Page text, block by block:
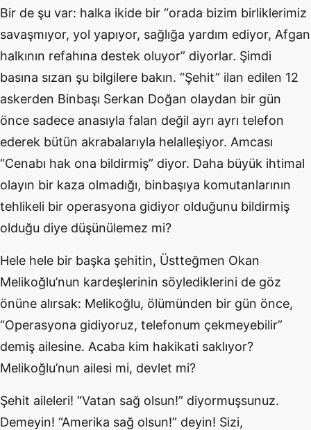
Bir de şu var: halka ikide bir “orada bizim birliklerimiz
savaşmıyor, yol yapıyor, sağlığa yardım ediyor, Afgan
halkının refahına destek oluyor” diyorlar. Şimdi
basına sızan şu bilgilere bakın. “Şehit” ilan edilen 12
askerden Binbaşı Serkan Doğan olaydan bir gün
önce sadece anasıyla falan değil ayrı ayrı telefon
ederek bütün akrabalarıyla helalleşiyor. Amcası
“Cenabı hak ona bildirmiş” diyor. Daha büyük ihtimal
olayın bir kaza olmadığı, binbaşıya komutanlarının
tehlikeli bir operasyona gidiyor olduğunu bildirmiş
olduğu diye düşünülemez mi?
Hele hele bir başka şehitin, Üstteğmen Okan
Melikoğlu’nun kardeşlerinin söylediklerini de göz
önüne alırsak: Melikoğlu, ölümünden bir gün önce,
“Operasyona gidiyoruz, telefonum çekmeyebilir”
demiş ailesine. Acaba kim hakikati saklıyor?
Melikoğlu’nun ailesi mi, devlet mi?
Şehit aileleri! “Vatan sağ olsun!” diyormuşsunuz.
Demeyin! “Amerika sağ olsun!” deyin! Sizi,